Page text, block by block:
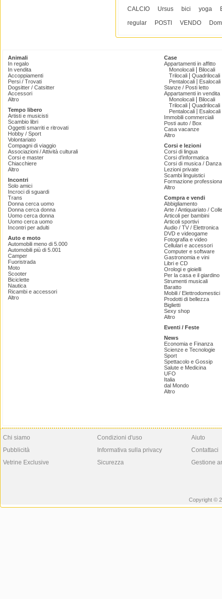
CALCIO Ursus bici yoga
regular
POSTI VENDO
Animali
In regalo
In vendita
Accoppiamenti
Persi / Trovati
Dogsitter / Catsitter
Accessori
Altro
Tempo libero
Artisti e musicisti
Scambio libri
Oggetti smarriti e ritrovati
Hobby / Sport
Volontariato
Compagni di viaggio
Associazioni / Attività culturali
Corsi e master
Chiacchiere
Altro
Incontri
Solo amici
Incroci di sguardi
Trans
Donna cerca uomo
Donna cerca donna
Uomo cerca donna
Uomo cerca uomo
Incontri per adulti
Auto e moto
Automobili meno di 5.000
Automobili più di 5.001
Camper
Fuoristrada
Moto
Scooter
Biciclette
Nautica
Ricambi e accessori
Altro
Case
Appartamenti in affitto
Monolocali
Bilocali
Trilocali
Quadrilocali
Pentalocali
Esalocali
Stanze / Posti letto
Appartamenti in vendita
Monolocali
Bilocali
Trilocali
Quadrilocali
Pentalocali
Esalocali
Immobili commerciali
Posti auto / Box
Casa vacanze
Altro
Corsi e lezioni
Corsi di lingua
Corsi d'informatica
Corsi di musica /
Lezioni private
Scambi linguistici
Formazione
Altro
Compra e vendi
Abbigliamento
Arte / Antiquariato /
Articoli per bambini
Articoli sportivi
Audio / TV / Elettronica
DVD e videogame
Fotografia e video
Cellulari e accessori
Computer e software
Gastronomia e vini
Libri e CD
Orologi e gioielli
Per la casa e il giardino
Strumenti musicali
Baratto
Mobili / Elettrodomestici
Prodotti di bellezza
Biglietti
Sexy shop
Altro
Eventi / Feste
News
Economia e Finanza
Scienze e Tecnologie
Sport
Spettacolo e Gossip
Salute e Medicina
UFO
Italia
dal Mondo
Altro
Chi siamo
Pubblicità
Vetrine Exclusive
Condizioni d'uso
Informativa sulla privacy
Sicurezza
Aiuto
Contattaci
Gestione
Copyright ©